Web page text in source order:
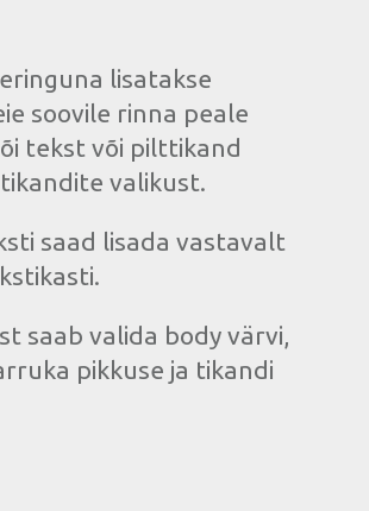
lisatakse
soovile rinna peale
tekst või pilttikand
valikust.
saad lisada vastavalt
saab valida body värvi,
pikkuse ja tikandi